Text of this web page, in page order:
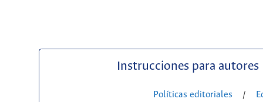
Instrucciones para autores
Políticas editoriales /